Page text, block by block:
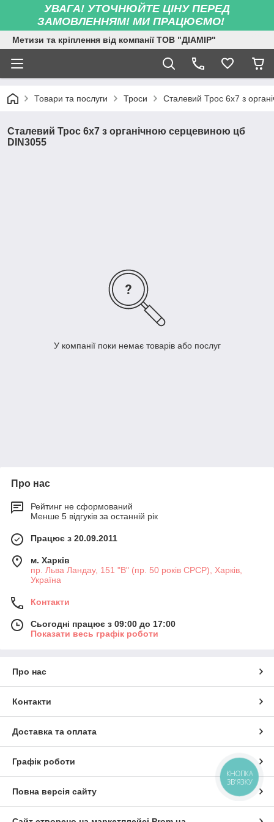
УВАГА! УТОЧНЮЙТЕ ЦІНУ ПЕРЕД
ЗАМОВЛЕННЯМ! МИ ПРАЦЮЄМО!
Метизи та кріплення від компанії ТОВ "ДІАМІР"
Товари та послуги Троси Сталевий Трос 6х7 з
Сталевий Трос 6х7 з органічною серцевиною цб
DIN3055
У компанії поки немає товарів або послуг
Про нас
Рейтинг не сформований
Менше 5 відгуків за останній рік
Працює з 20.09.2011
м. Харків
пр. Льва Ландау, 151 "В" (пр. 50 років СРСР), Харків,
Україна
Контакти
Сьогодні працює з 09:00 до 17:00
Показати весь графік роботи
Про нас
Контакти
Доставка та оплата
Графік роботи
Повна версія сайту
КНОПКА
ЗВ'ЯЗКУ